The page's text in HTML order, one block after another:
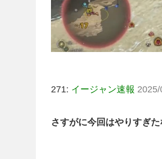
271: イージャン速報
さすがに今回はやりすぎ